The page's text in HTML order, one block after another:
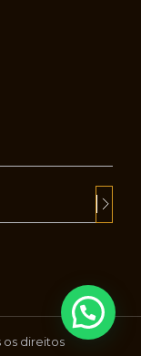
os direitos